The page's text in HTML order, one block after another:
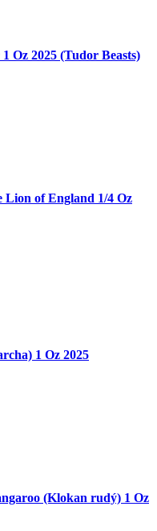
Oz 2025 (Tudor Beasts)
Lion of England 1/4 Oz
1 Oz 2025
(Klokan rudý) 1 Oz